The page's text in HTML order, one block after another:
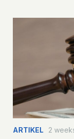
ARTIKEL 2